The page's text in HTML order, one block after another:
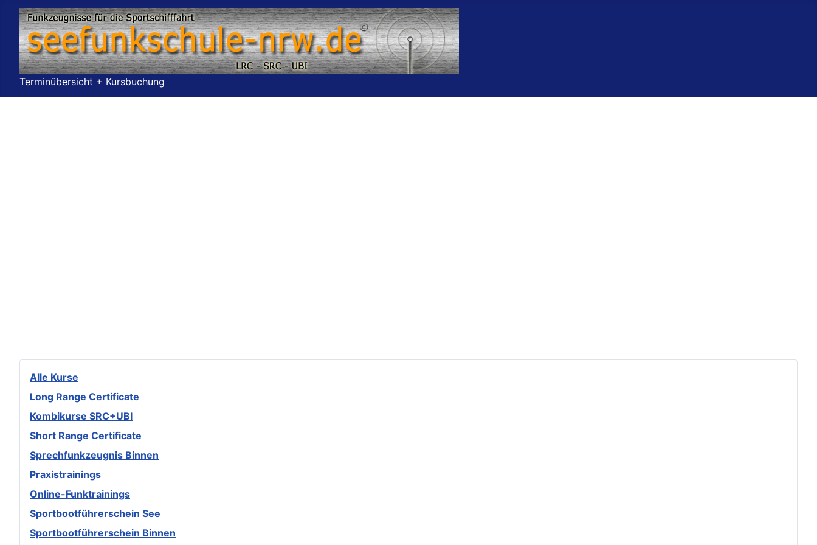
Terminübersicht + Kursbuchung
Alle Kurse
Long Range Certificate
Kombikurse SRC+UBI
Short Range Certificate
Sprechfunkzeugnis Binnen
Praxistrainings
Online-Funktrainings
Sportbootführerschein See
Sportbootführerschein Binnen